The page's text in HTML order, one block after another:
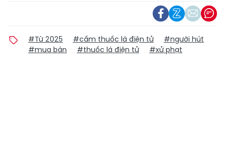
#Từ 2025 #cấm thuốc lá điện tử
#người hút
#mua bán
#thuốc lá điện tử #xử phạt